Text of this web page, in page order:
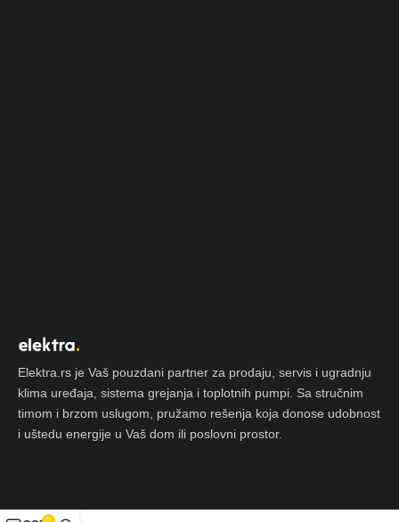
Elektra.rs je Vaš pouzdani partner za prodaju, servis i ugradnju
klima uređaja, sistema grejanja i toplotnih pumpi. Sa stručnim
timom i brzom uslugom, pružamo rešenja koja donose udobnost
i uštedu energije u Vaš dom ili poslovni prostor.
0